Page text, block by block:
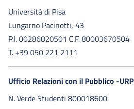
Università di Pisa
Lungarno Pacinotti, 43
P.I. 00286820501 C.F. 80003670504
T. +39 050 221 2111
Ufficio Relazioni con il Pubblico -URP
N. Verde Studenti 800018600​